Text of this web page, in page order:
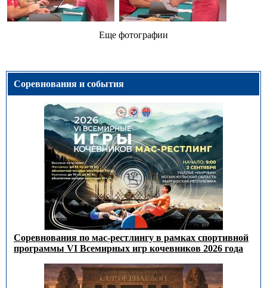
Еще фотографии
Соревнования и события
Соревнования по мас-рестлингу в рамках спортивной
программы VI Всемирных игр кочевников 2026 года